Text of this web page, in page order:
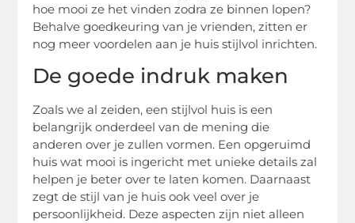
hoe mooi ze het vinden zodra ze binnen lopen?
Behalve goedkeuring van je vrienden, zitten er
nog meer voordelen aan je huis stijlvol inrichten.
De goede indruk maken
Zoals we al zeiden, een stijlvol huis is een
belangrijk onderdeel van de mening die
anderen over je zullen vormen. Een opgeruimd
huis wat mooi is ingericht met unieke details zal
helpen je beter over te laten komen. Daarnaast
zegt de stijl van je huis ook veel over je
persoonlijkheid. Deze aspecten zijn niet alleen